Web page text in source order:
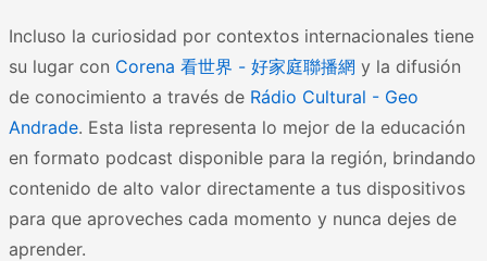
Incluso la curiosidad por contextos internacionales tiene
su lugar con Corena 看世界 - 好家庭聯播網 y la difusión
de conocimiento a través de Rádio Cultural - Geo
Andrade. Esta lista representa lo mejor de la educación
en formato podcast disponible para la región, brindando
contenido de alto valor directamente a tus dispositivos
para que aproveches cada momento y nunca dejes de
aprender.